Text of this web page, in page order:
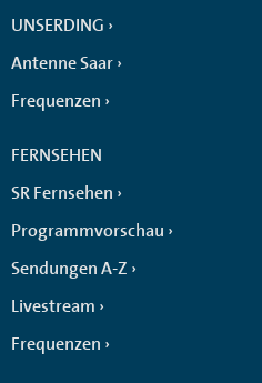
UNSERDING
Antenne Saar
Frequenzen
FERNSEHEN
SR Fernsehen
Programmvorschau
Sendungen A-Z
Livestream
Frequenzen